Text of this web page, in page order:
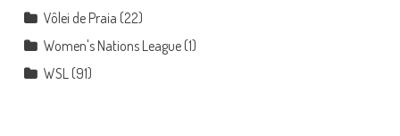
Vôlei de Praia (22)
Women's Nations League(1)
WSL(91)